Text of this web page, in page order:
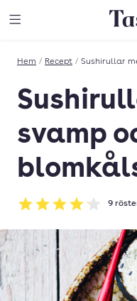
Till
Hem / Recept / Sushirullar
svamp
Betyg: 4.11 av 5
9